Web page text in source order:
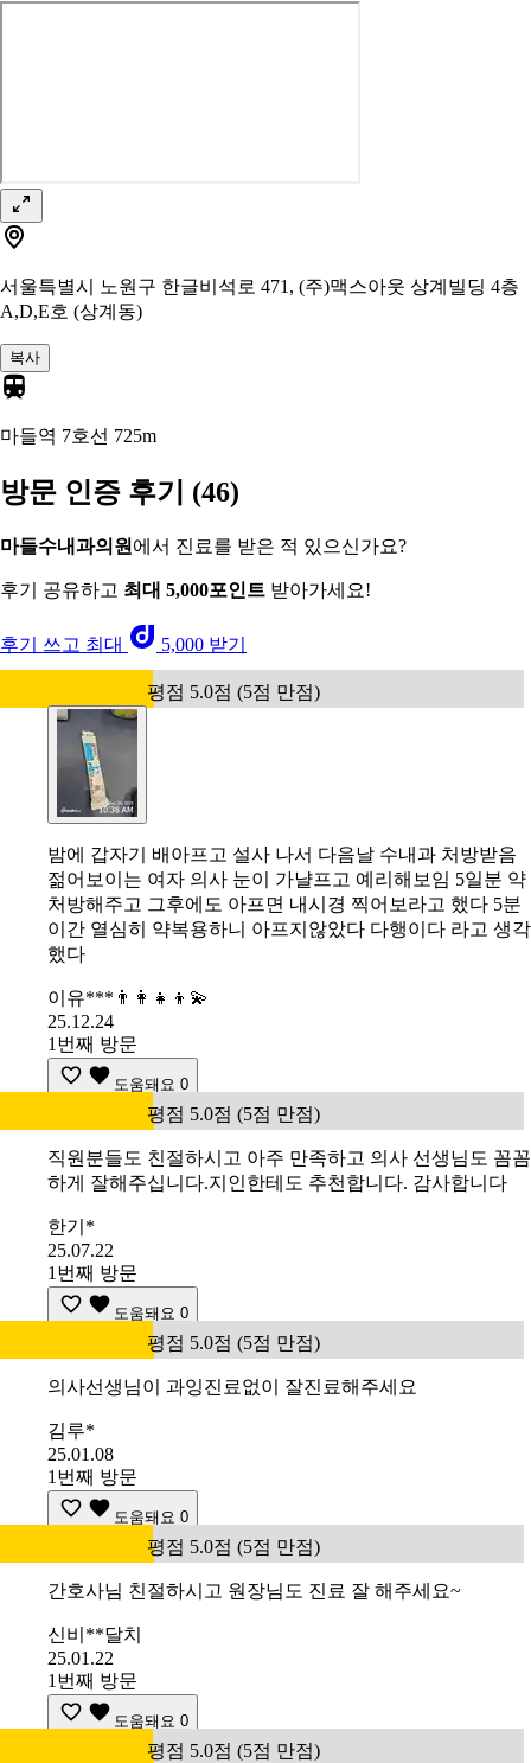
서울특별시 노원구 한글비석로 471, (주)맥스아웃 상계빌딩 4층
A,D,E호 (상계동)
복사
마들역 7호선 725m
방문 인증 후기 (46)
마들수내과의원 에서 진료를 받은 적 있으신가요?
후기 공유하고 최대 5,000포인트 받아가세요!
후기 쓰고 최대 5,000 받기
평점 5.0점 (5점 만점)
밤에 갑자기 배아프고 설사 나서 다음날 수내과 처방받음
젊어보이는 여자 의사 눈이 가냘프고 예리해보임 5일분 약
처방해주고 그후에도 아프면 내시경 찍어보라고 했다 5분
이간 열심히 약복용하니 아프지않았다 다행이다 라고 생각
했다
이유***👨‍👩‍👧‍👦💫
25.12.24
1번째 방문
도움돼요 0
평점 5.0점 (5점 만점)
직원분들도 친절하시고 아주 만족하고 의사 선생님도 꼼꼼
하게 잘해주십니다.지인한테도 추천합니다. 감사합니다
한기*
25.07.22
1번째 방문
도움돼요 0
평점 5.0점 (5점 만점)
의사선생님이 과잉진료없이 잘진료해주세요
김루*
25.01.08
1번째 방문
도움돼요 0
평점 5.0점 (5점 만점)
간호사님 친절하시고 원장님도 진료 잘 해주세요~
신비**달치
25.01.22
1번째 방문
도움돼요 0
평점 5.0점 (5점 만점)